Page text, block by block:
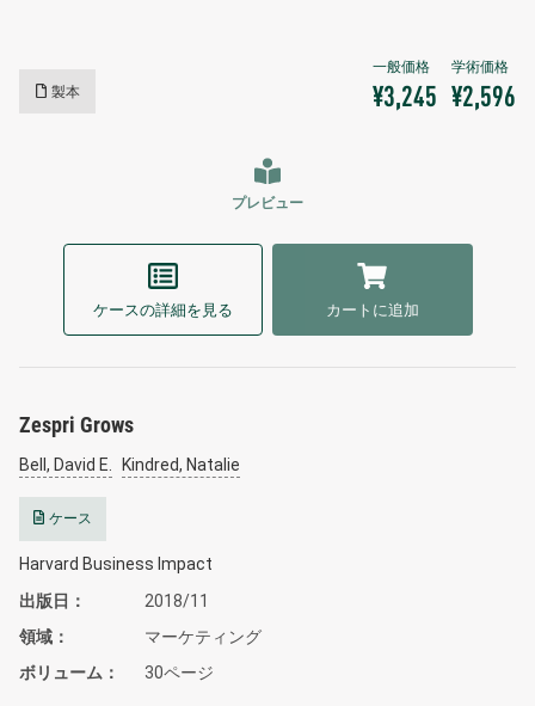
製本 ¥3,245 ¥2,596
プレビュー
ケースの詳細を見る カートに追加
Zespri Grows
Bell, David E. Kindred, Natalie
ケース
Harvard Business Impact
出版日
2018/11
領域
マーケティング
ボリューム
30ページ